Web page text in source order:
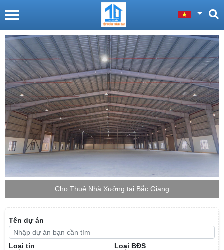
Cho Thuê Nhà Xưởng tại Bắc Giang
Tên dự án
Loại tin Loại BĐS